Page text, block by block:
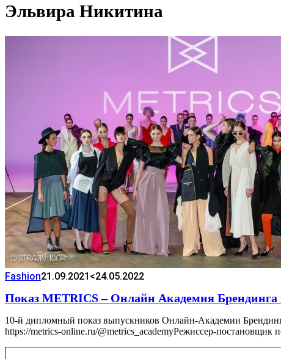
Эльвира Никитина
Fashion21.09.2021 <24.05.2022
Показ METRICS – Онлайн Академия Брендинга
10-й дипломный показ выпускников Онлайн-Академии
https://metrics-online.ru/@metrics_academyРежиссер-постановщик